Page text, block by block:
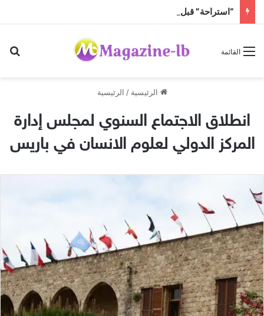
“استراحة” قبل عودة الحرّ!
القائمة
الرئيسية / الرئيسية
انطلاق الاجتماع السنوي لمجلس إدارة
المركز الدولي لعلوم الانسان في باريس